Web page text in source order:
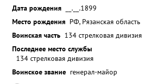
Дата рождения
__.__.1899
Место рождения РФ, Рязанская область
Воинская часть 134 стрелковая дивизия
Последнее место службы
134 стрелковая дивизия
Воинское звание генерал-майор